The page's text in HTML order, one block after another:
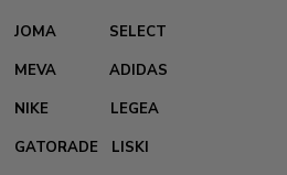
JOMA
SELECT
MEVA
ADIDAS
NIKE
LEGEA
GATORADE
LISKI